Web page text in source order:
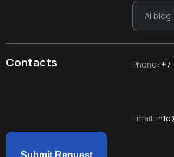
AI blog
Contacts Phone: +7
Email:
Submit Request